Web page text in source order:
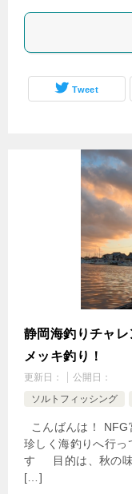
Tweet
静岡海釣りチャ
メッキ釣り！
更新日：
公開日：
ソルトフィッシング
こんばんは！ NFG
珍しく海釣りへ行
す 目的は、秋の味
[…]